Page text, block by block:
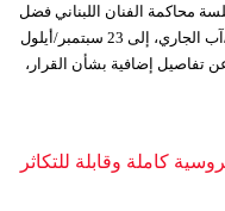
محاكمة الفنان اللبناني فضل
شاكر، التي كانت مقرر عقدها في 5 أغسطس/آب الجاري، إلى 23 سبتمبر/أيلول
تفاصيل إضافية بشأن القرار،
كاملة وقابلة للتكاثر